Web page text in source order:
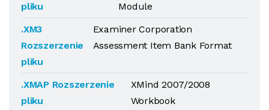
pliku
Module
.XM3
Rozszerzenie
pliku
Examiner Corporation
Assessment Item Bank Format
.XMAP Rozszerzenie
pliku
XMind 2007/2008
Workbook